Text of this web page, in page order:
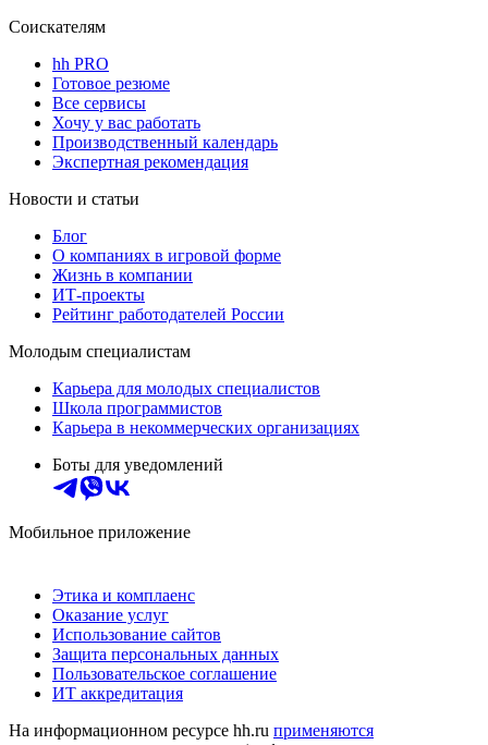
Соискателям
hh PRO
Готовое резюме
Все сервисы
Хочу у вас работать
Производственный календарь
Экспертная рекомендация
Новости и статьи
Блог
О компаниях в игровой форме
Жизнь в компании
ИТ-проекты
Рейтинг работодателей России
Молодым специалистам
Карьера для молодых специалистов
Школа программистов
Карьера в некоммерческих организациях
Боты для уведомлений
Мобильное приложение
Этика и комплаенс
Оказание услуг
Использование сайтов
Защита персональных данных
Пользовательское соглашение
ИТ аккредитация
На информационном ресурсе hh.ru применяются